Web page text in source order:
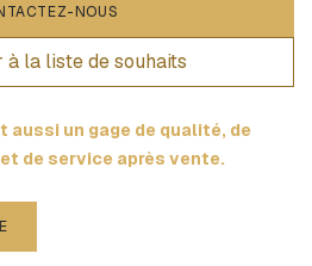
NOUS
à la liste de souhaits
aussi un gage de qualité, de
de service après vente.